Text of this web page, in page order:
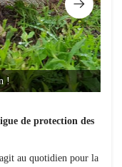
!
de protection des
au quotidien pour la